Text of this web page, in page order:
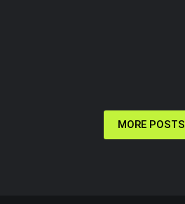
MORE POSTS